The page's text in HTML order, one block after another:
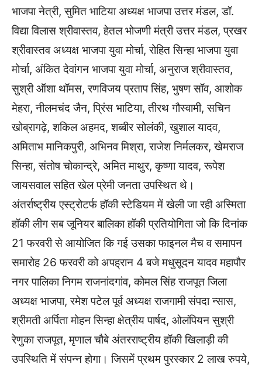
भाजपा नेत्री, सुमित भाटिया अध्यक्ष भाजपा उत्तर मंडल, डॉ.
विद्या विलास श्रीवास्तव, हेतल भोजणी मंत्री उत्तर मंडल, प्रखर
श्रीवास्तव अध्यक्ष भाजपा युवा मोर्चा, रोहित सिन्हा भाजपा युवा
मोर्चा, अंकित देवांगन भाजपा युवा मोर्चा, अनुराज श्रीवास्तव,
सुश्री ऑशा थॉमस, रणविजय प्रताप सिंह, भुषण सॉव, आशोक
मेहरा, नीलमचंद जैन, प्रिंस भाटिया, तीरथ गौस्वामी, सचिन
खोब्रागढ़े, शकिल अहमद, शब्बीर सोलंकी, खुशाल यादव,
अमिताभ मानिकपुरी, अभिनव मिश्रा, राजेश निर्मलकर, खेमराज
सिन्हा, संतोष चोकान्द्रे, अमित माथुर, कृष्णा यादव, रूपेश
जायसवाल सहित खेल प्रेमी जनता उपस्थित थे।
अंतर्राष्ट्रीय एस्ट्रोटर्फ हॉकी स्टेडियम में खेली जा रही अस्मिता
हॉकी लीग सब जूनियर बालिका हॉकी प्रतियोगिता जो कि दिनांक
21 फरवरी से आयोजित कि गई उसका फाइनल मैच व समापन
समारोह 26 फरवरी को अपह्रान 4 बजे मधुसूदन यादव महापौर
नगर पालिका निगम राजनांदगांव, कोमल सिंह राजपूत जिला
अध्यक्ष भाजपा, रमेश पटेल पूर्व अध्यक्ष राजगामी संपदा न्सास,
श्रीमती अर्पिता मोहन सिन्हा क्षेत्रीय पार्षद, ओलंपियन सुश्री
रेणुका राजपूत, मृणाल चौबे अंतरराष्ट्रीय हॉकी खिलाड़ी की
उपस्थिति में संपन्न होगा। जिसमें प्रथम पुरस्कार 2 लाख रुपये,